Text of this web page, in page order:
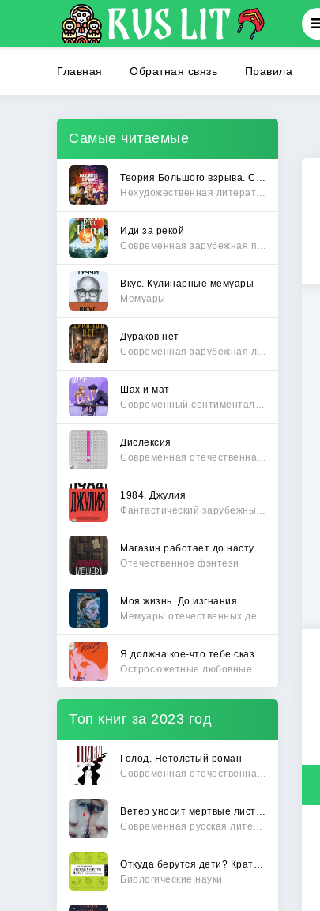
Главная Обратная связь Правила
Самые читаемые
Иди за рекой
Вкус. Кулинарные мемуары
Мемуары
Дураков нет
Шах и мат
Дислексия
1984. Джулия
Отечественное фэнтези
Моя жизнь. До изгнания
Топ книг за 2023 год
Голод. Нетолстый роман
Биологические науки